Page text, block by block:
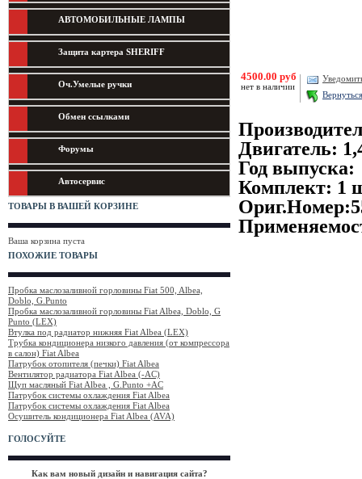
АВТОМОБИЛЬНЫЕ ЛАМПЫ
Защита картера SHERIFF
Оч.Умелые ручки
Обмен ссылками
Форумы
Автосервис
ТОВАРЫ В ВАШЕЙ КОРЗИНЕ
Ваша корзина пуста
ПОХОЖИЕ ТОВАРЫ
Пробка маслозаливной горловины Fiat 500, Albea,
Doblo, G.Punto
Пробка маслозаливной горловины Fiat Albea, Doblo, G
Punto (LEX)
Втулка под радиатор нижняя Fiat Albea (LEX)
Трубка кондиционера низкого давления (от компрессора
в салон) Fiat Albea
Патрубок отопителя (печки) Fiat Albea
Вентилятор радиатора Fiat Albea (-AC)
Щуп масляный Fiat Albea , G.Punto +AC
Патрубок системы охлаждения Fiat Albea
Патрубок системы охлаждения Fiat Albea
Осушитель кондиционера Fiat Albea (AVA)
ГОЛОСУЙТЕ
Как вам новый дизайн и навигация сайта?
4500.00 руб
нет в наличии
Вернуться
Двигатель:
Год выпуска:
Комплект: 1